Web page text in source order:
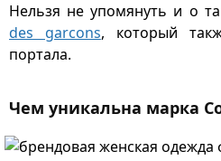
Нельзя не упомянуть и о
des garcons, который
портала.
Чем уникальна марка